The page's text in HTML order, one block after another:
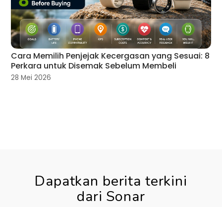
Cara Memilih Penjejak Kecergasan yang Sesuai: 8
Perkara untuk Disemak Sebelum Membeli
28 Mei 2026
Dapatkan berita terkini
dari Sonar